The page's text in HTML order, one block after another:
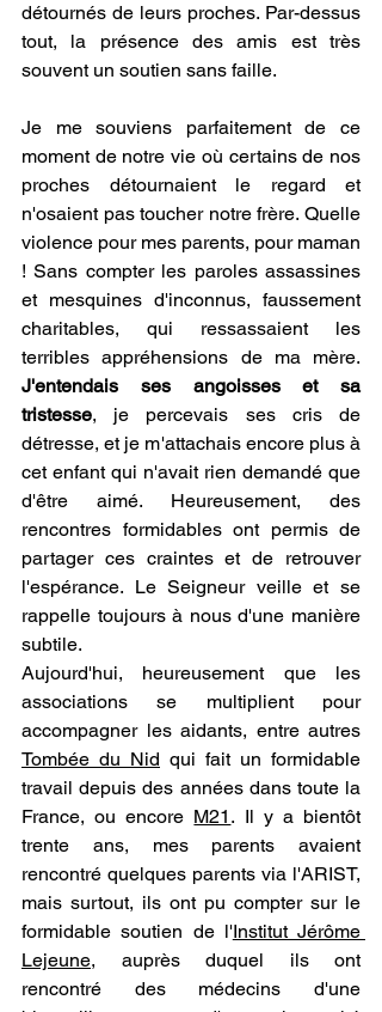
détournés de leurs proches. Par-dessus
tout, la présence des amis est très
souvent un soutien sans faille.
Je me souviens parfaitement de ce
moment de notre vie où certains de nos
proches détournaient le regard et
n'osaient pas toucher notre frère. Quelle
violence pour mes parents, pour maman
! Sans compter les paroles assassines
et mesquines d'inconnus, faussement
charitables, qui ressassaient les
J'entendais ses angoisses et sa
tristesse, je percevais ses cris de
détresse, et je m'attachais encore plus à
cet enfant qui n'avait rien demandé que
d'être aimé. Heureusement, des
rencontres formidables ont permis de
partager ces craintes et de retrouver
l'espérance. Le Seigneur veille et se
rappelle toujours à nous d'une manière
subtile.
Aujourd'hui, heureusement que les
associations se multiplient pour
Tombée du Nid qui fait un formidable
travail depuis des années dans toute la
France, ou encore M21 . Il y a bientôt
trente ans, mes parents avaient
rencontré quelques parents via l'ARIST,
mais surtout, ils ont pu compter sur le
formidable soutien de l'Institut Jérôme
Lejeune, auprès duquel ils ont
rencontré des médecins d'une